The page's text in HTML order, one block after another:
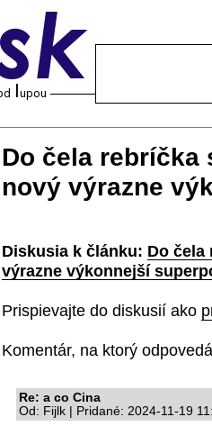
Do čela rebríčka
nový výrazne
Diskusia k článku: Do čela
výrazne výkonnejší
Prispievajte do diskusií ako
Komentár, na ktorý
Re: a co Cina
Od: Fijlk | Pridané: 2024-11-19